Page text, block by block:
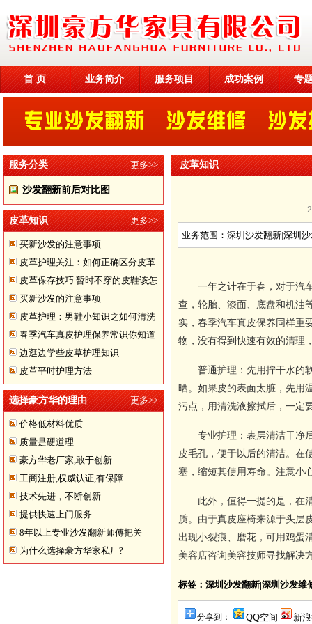
首 页 业务简介 服务项目 成功案例 专
服务分类 更多>>
沙发翻新前后对比图
皮革知识 更多>>
买新沙发的注意事项
皮革护理关注：如何正确区分皮革
皮革保存技巧 暂时不穿的皮鞋该怎
样储存
买新沙发的注意事项
皮革护理：男鞋小知识之如何清洗
翻皮皮鞋
春季汽车真皮护理保养常识你知道
多少
边逛边学些皮草护理知识
皮革平时护理方法
选择豪方华的理由 更多>>
价格低材料优质
质量是硬道理
豪方华老厂家,敢于创新
工商注册,权威认证,有保障
技术先进，不断创新
提供快速上门服务
8年以上专业沙发翻新师傅把关
为什么选择豪方华家私厂?
皮革知识
业务范围：深圳沙发翻新|深圳
一年之计在于春，对于汽
查，轮胎、漆面、底盘和机油
实，春季汽车真皮保养同样重
物，没有得到快速有效的清理
普通护理：先用拧干水的
晒。如果皮的表面太脏，先用
污点，用清洗液擦拭后，一定
专业护理：表层清洁干净
皮毛孔，便于以后的清洁。在
塞，缩短其使用寿命。注意小
此外，值得一提的是，在
质。由于真皮座椅来源于头层
出现小裂痕、磨花，可用鸡蛋
美容店咨询美容技师寻找解决
标签：深圳沙发翻新|深圳沙发维
分享到： QQ空间 新